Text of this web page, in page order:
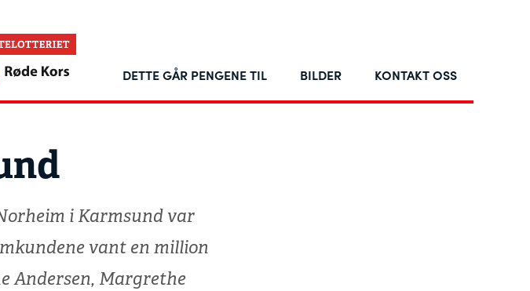
DETTE GÅR PENGENE TIL BILDER KONTAKT OSS
i Karmsund var
vant en million
Andersen, Margrethe